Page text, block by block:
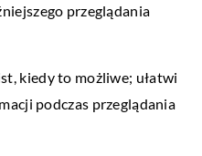
przeglądania
kiedy to możliwe; ułatwi
podczas przeglądania